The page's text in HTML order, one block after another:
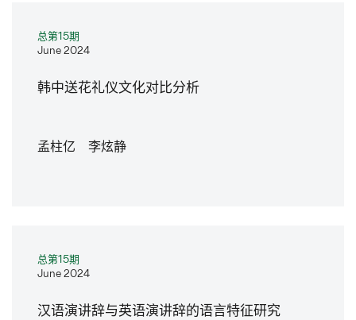
总第15期
June 2024
韩中送花礼仪文化对比分析
孟柱亿 李炫静
总第15期
June 2024
汉语演讲辞与英语演讲辞的语言特征研究